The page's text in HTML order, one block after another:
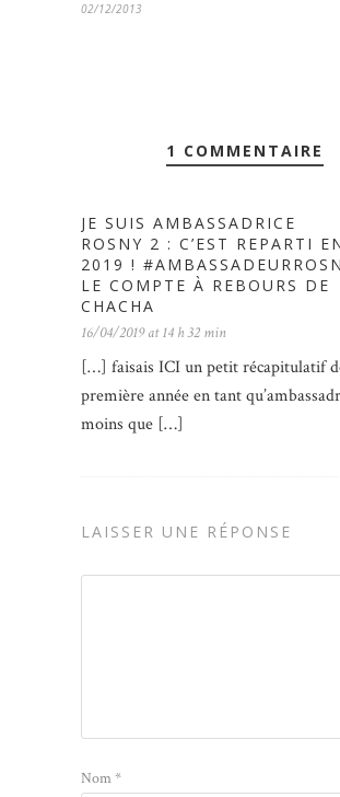
02/12/2013
1 COMMENTAIRE
JE SUIS AMBASSADRICE
ROSNY 2 : C’EST REPARTI
2019 !
LE COMPTE À REBOURS DE
CHACHA
16/04/2019 at 14 h 32 min
[…] faisais ICI un petit récapitulatif
première année en tant
moins que […]
LAISSER UNE RÉPONSE
Nom*